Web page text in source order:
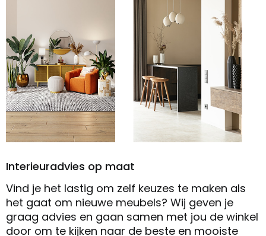
Interieuradvies op maat
Vind je het lastig om zelf keuzes te maken als
het gaat om nieuwe meubels? Wij geven je
graag advies en gaan samen met jou de winkel
door om te kijken naar de beste en mooiste